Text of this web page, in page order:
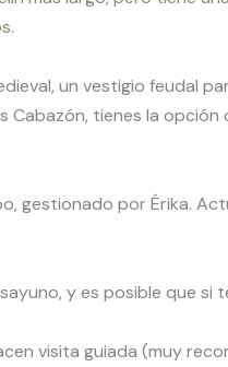
un vestigio feudal
Cabazón, tienes la
gestionado por Érika.
y es posible que si
visita guiada (muy